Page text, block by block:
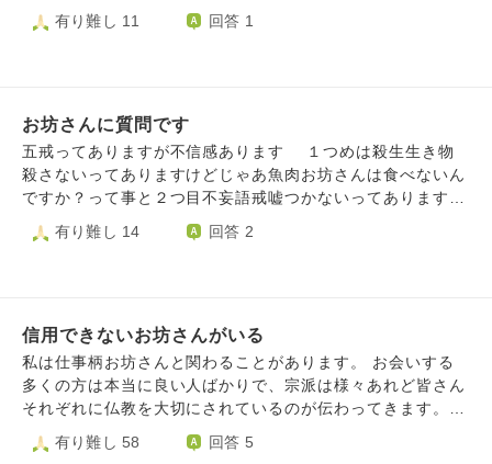
し、日本屈指の仏教都市「高野山」でそんなことがあるの
か？ と疑問に思いました。あの神社たちはお坊さんが一緒
有り難し 11 回答 1
お坊さんに質問です
五戒ってありますが不信感あります １つめは殺生生き物
殺さないってありますけどじゃあ魚肉お坊さんは食べないん
ですか？って事と２つ目不妄語戒嘘つかないってありますけ
ど人間嘘つかない人居ますか？居たら見せて欲しいです３つ
目不飲酒戒お酒嫌いな人も居れば好きな人もいますそれで守
有り難し 14 回答 2
信用できないお坊さんがいる
私は仕事柄お坊さんと関わることがあります。 お会いする
多くの方は本当に良い人ばかりで、宗派は様々あれど皆さん
それぞれに仏教を大切にされているのが伝わってきます。
また、そういった方々から仏教の話を聞かせていただくこと
もとても楽しいです。 しかし、お会いするお坊さんの中に
有り難し 58 回答 5